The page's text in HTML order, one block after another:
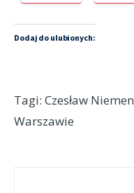
Dodaj do ulubionych:
Tagi: Czesław Niemen
Warszawie